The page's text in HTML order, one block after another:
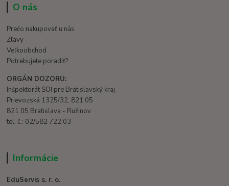
O nás
Prečo nakupovať u nás
Zľavy
Veľkoobchod
Potrebujete poradiť?
ORGÁN DOZORU:
Inšpektorát SOI pre Bratislavský kraj
Prievozská 1325/32, 821 05
821 05 Bratislava - Ružinov
tel. č.: 02/582 722 03
Informácie
EduServis s. r. o.